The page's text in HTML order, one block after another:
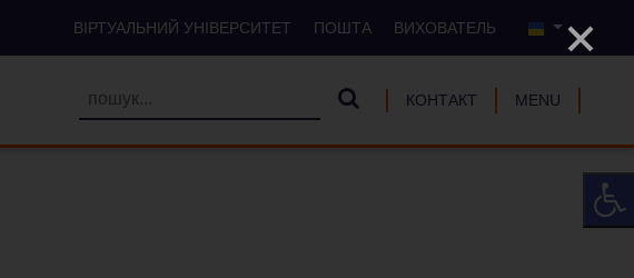
ВІРТУАЛЬНИЙ УНІВЕРСИТЕТ ПОШТА ВИХОВАТЕЛЬ
КОНТАКТ MENU